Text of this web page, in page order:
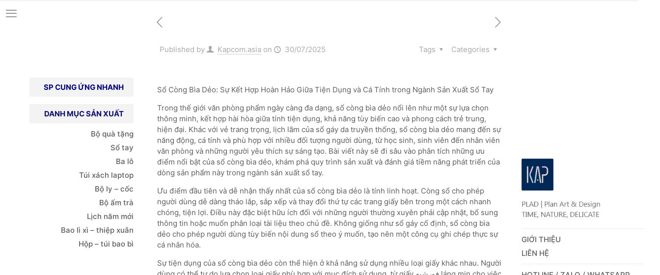
Published by Kapcom.asia on 30/07/2025 Categories
Tags
Sổ Còng Bìa Dẻo: Sự Kết Hợp Hoàn Hảo Giữa Tiện Dụng và Cá Tính trong Ngành Sản Xuất Sổ Tay
Trong thế giới văn phòng phẩm ngày càng đa dạng, sổ còng bìa dẻo nổi lên như một sự lựa chọn
thông minh, kết hợp hài hòa giữa tính tiện dụng, khả năng tùy biến cao và phong cách trẻ trung,
hiện đại. Khác với vẻ trang trọng, lịch lãm của sổ gáy da truyền thống, sổ còng bìa dẻo mang đến sự
năng động, cá tính và phù hợp với nhiều đối tượng người dùng, từ học sinh, sinh viên đến nhân viên
văn phòng và những người yêu thích sự sáng tạo. Bài viết này sẽ đi sâu vào phân tích những ưu
điểm nổi bật của sổ còng bìa dẻo, khám phá quy trình sản xuất và đánh giá tiềm năng phát triển của
dòng sản phẩm này trong ngành sản xuất sổ tay.
Ưu điểm đầu tiên và dễ nhận thấy nhất của sổ còng bìa dẻo là tính linh hoạt. Còng sổ cho phép
người dùng dễ dàng tháo lắp, sắp xếp và thay đổi thứ tự các trang giấy bên trong một cách nhanh
chóng, tiện lợi. Điều này đặc biệt hữu ích đối với những người thường xuyên phải cập nhật, bổ sung
thông tin hoặc muốn phân loại tài liệu theo chủ đề. Không giống như sổ gáy cố định, sổ còng bìa
dẻo cho phép người dùng tùy biến nội dung sổ theo ý muốn, tạo nên một công cụ ghi chép thực sự
cá nhân hóa.
Sự tiện dụng của sổ còng bìa dẻo còn thể hiện ở khả năng sử dụng nhiều loại giấy khác nhau. Người
SP CUNG ỨNG NHANH
DANH MỤC SẢN XUẤT
Bộ quà tặng
Sổ tay
Ba lô
Túi xách laptop
Bộ ly – cốc
Bộ ấm trà
Lịch năm mới
Bao lì xì – thiệp xuân
Hộp – túi bao bì
GIỚI THIỆU
LIÊN HỆ